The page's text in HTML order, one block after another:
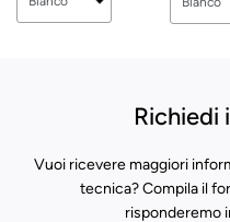
Richiedi
Vuoi ricevere maggiori
tecnica? Compila il
risponderemo